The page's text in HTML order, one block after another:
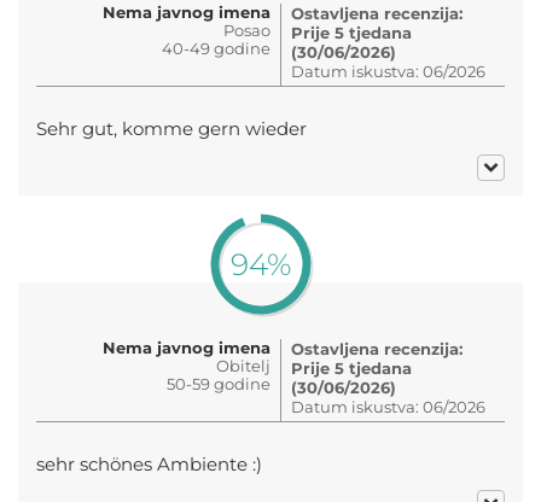
Nema javnog imena
Posao
40-49 godine
Ostavljena recenzija:
Prije 5 tjedana
(30/06/2026)
Datum iskustva: 06/2026
Sehr gut, komme gern wieder
94%
Nema javnog imena
Obitelj
50-59 godine
Ostavljena recenzija:
Prije 5 tjedana
(30/06/2026)
Datum iskustva: 06/2026
sehr schönes Ambiente :)